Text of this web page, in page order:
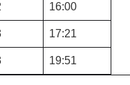
16:00
17:21
19:51